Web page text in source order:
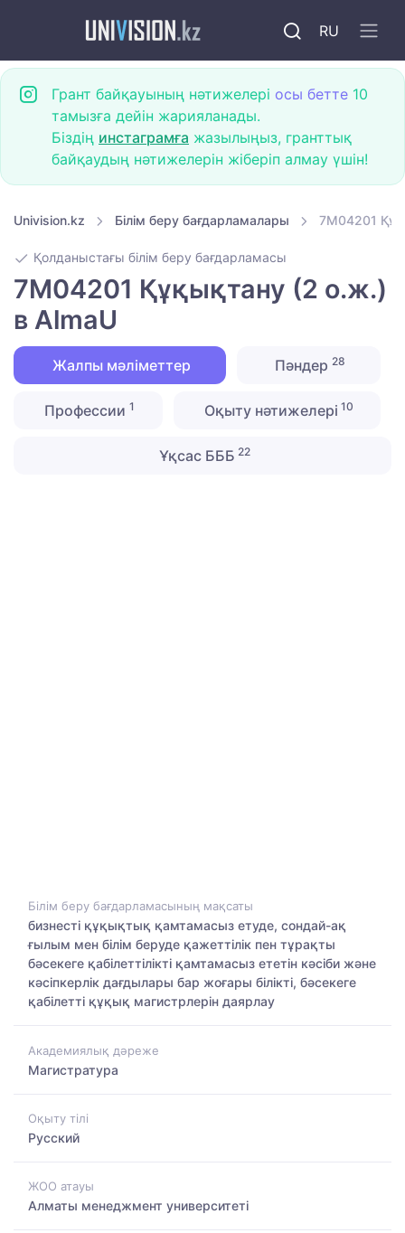
RU
Грант байқауының нәтижелері осы бетте 10
тамызға дейін жарияланады.
Біздің инстаграмға жазылыңыз, гранттық
байқаудың нәтижелерін жіберіп алмау үшін!
Univision.kz Білім беру бағдарламалары 7M04201
Қолданыстағы білім беру бағдарламасы
7M04201 Құқықтану (2 о.ж.)
в AlmaU
Жалпы мәліметтер Пәндер28
Профессии1 Оқыту нәтижелері 10
Ұқсас БББ 22
Білім беру бағдарламасының мақсаты
бизнесті құқықтық қамтамасыз етуде, сондай-ақ
ғылым мен білім беруде қажеттілік пен тұрақты
бәсекеге қабілеттілікті қамтамасыз ететін кәсіби және
кәсіпкерлік дағдылары бар жоғары білікті, бәсекеге
қабілетті құқық магистрлерін даярлау
Академиялық дәреже
Магистратура
Оқыту тілі
Русский
ЖОО атауы
Алматы менеджмент университеті